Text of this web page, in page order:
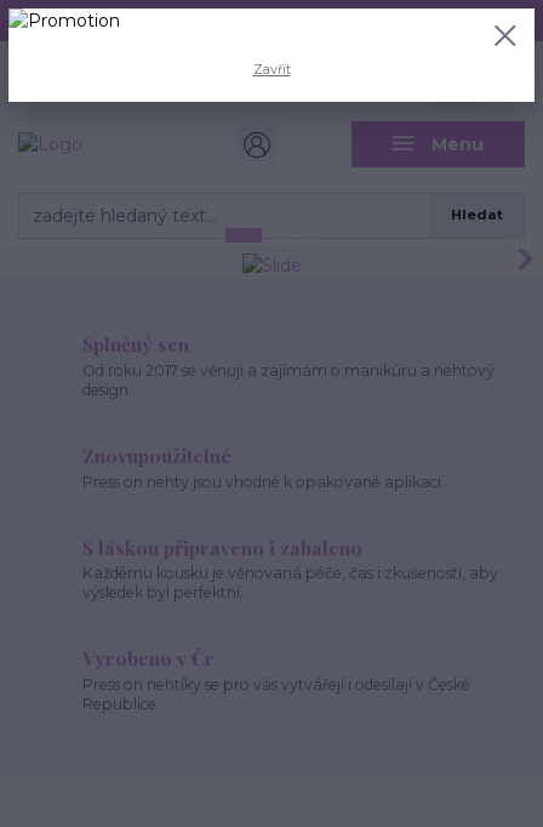
Aktuální doba odeslání je 3 - 5 pracovních dní.
Menu
CZK
Hledat
Splněný sen
Od roku 2017 se věnuji a zajímám o manikúru a nehtový
design.
Znovupoužitelné
Press on nehty jsou vhodné k opakované aplikaci.
S láskou připraveno i zabaleno
Každému kousku je věnovaná péče, čas i zkušenosti, aby
výsledek byl perfektní.
Vyrobeno v Čr
Press on nehtíky se pro vás vytvářejí i odesílají v České
Republice.
Zavřít